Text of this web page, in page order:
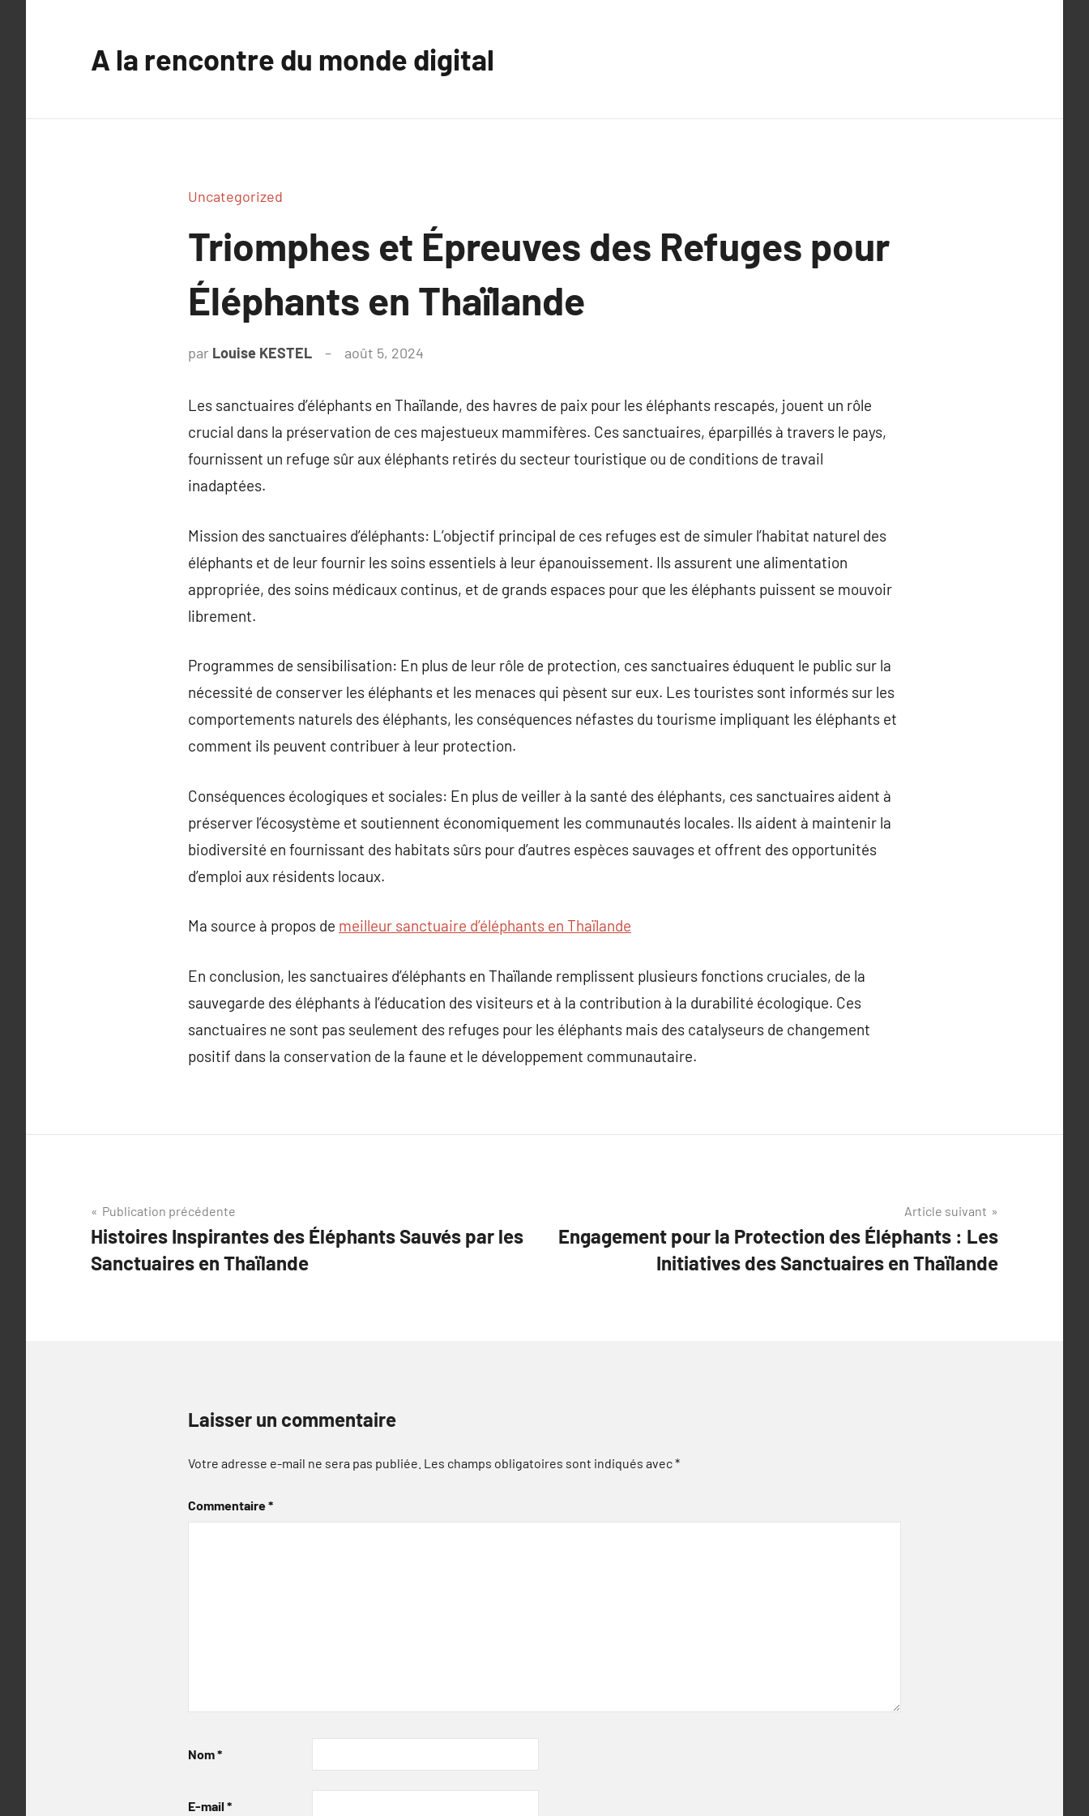
A la rencontre du monde digital
Uncategorized
Triomphes et Épreuves des Refuges pour
Éléphants en Thaïlande
par Louise KESTEL août 5, 2024
Les sanctuaires d’éléphants en Thaïlande, des havres de paix pour les éléphants rescapés, jouent un rôle
crucial dans la préservation de ces majestueux mammifères. Ces sanctuaires, éparpillés à travers le pays,
fournissent un refuge sûr aux éléphants retirés du secteur touristique ou de conditions de travail
inadaptées.
Mission des sanctuaires d’éléphants: L’objectif principal de ces refuges est de simuler l’habitat naturel des
éléphants et de leur fournir les soins essentiels à leur épanouissement. Ils assurent une alimentation
appropriée, des soins médicaux continus, et de grands espaces pour que les éléphants puissent se mouvoir
librement.
Programmes de sensibilisation: En plus de leur rôle de protection, ces sanctuaires éduquent le public sur la
nécessité de conserver les éléphants et les menaces qui pèsent sur eux. Les touristes sont informés sur les
comportements naturels des éléphants, les conséquences néfastes du tourisme impliquant les éléphants et
comment ils peuvent contribuer à leur protection.
Conséquences écologiques et sociales: En plus de veiller à la santé des éléphants, ces sanctuaires aident à
préserver l’écosystème et soutiennent économiquement les communautés locales. Ils aident à maintenir la
biodiversité en fournissant des habitats sûrs pour d’autres espèces sauvages et offrent des opportunités
d’emploi aux résidents locaux.
Ma source à propos de meilleur sanctuaire d’éléphants en Thaïlande
En conclusion, les sanctuaires d’éléphants en Thaïlande remplissent plusieurs fonctions cruciales, de la
sauvegarde des éléphants à l’éducation des visiteurs et à la contribution à la durabilité écologique. Ces
sanctuaires ne sont pas seulement des refuges pour les éléphants mais des catalyseurs de changement
positif dans la conservation de la faune et le développement communautaire.
Navigation
de
l’article
Publication précédente
Histoires Inspirantes des Éléphants Sauvés par les
Sanctuaires en Thaïlande
Article suivant
Engagement pour la Protection des Éléphants : Les
Initiatives des Sanctuaires en Thaïlande
Laisser un commentaire
Votre adresse e-mail ne sera pas publiée. Les champs obligatoires sont indiqués avec*
Commentaire*
Nom*
E-mail *